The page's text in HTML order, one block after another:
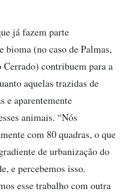
já fazem parte
bioma (no caso de Palmas,
contribuem para a
aquelas trazidas de
e aparentemente
animais. “Nós
com 80 quadras, o que
de urbanização do
e percebemos isso.
esse trabalho com outra